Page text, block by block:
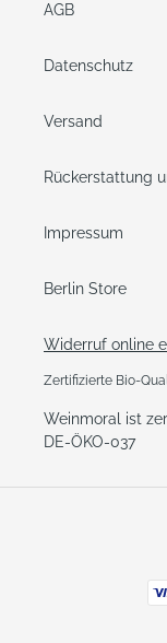
AGB
Datenschutz
Versand
Rückerstattung
Impressum
Berlin Store
Widerruf online
Zertifizierte Bio-
Weinmoral ist
DE-ÖKO-037